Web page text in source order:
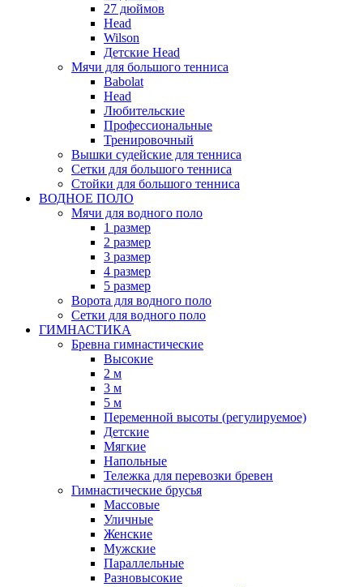
27 дюймов
Head
Wilson
Детские Head
Мячи для большого тенниса
Babolat
Head
Любительские
Профессиональные
Тренировочный
Вышки судейские для тенниса
Сетки для большого тенниса
Стойки для большого тенниса
ВОДНОЕ ПОЛО
Мячи для водного поло
1 размер
2 размер
3 размер
4 размер
5 размер
Ворота для водного поло
Сетки для водного поло
ГИМНАСТИКА
Бревна гимнастические
Высокие
2 м
3 м
5 м
Переменной высоты (регулируемое)
Детские
Мягкие
Напольные
Тележка для перевозки бревен
Гимнастические брусья
Массовые
Уличные
Женские
Мужские
Параллельные
Разновысокие